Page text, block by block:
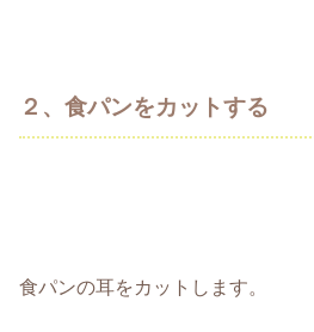
２、食パンをカットする
食パンの耳をカットします。